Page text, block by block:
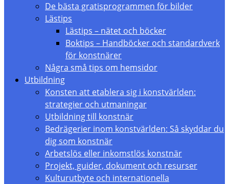
De bästa gratisprogrammen för bilder
Lästips
Lästips – nätet och böcker
Boktips – Handböcker och standardverk
för konstnärer
Några små tips om hemsidor
Utbildning
Konsten att etablera sig i konstvärlden:
strategier och utmaningar
Utbildning till konstnär
Bedrägerier inom konstvärlden: Så skyddar du
dig som konstnär
Arbetslös eller inkomstlös konstnär
Projekt, guider, dokument och resurser
Kulturutbyte och internationella